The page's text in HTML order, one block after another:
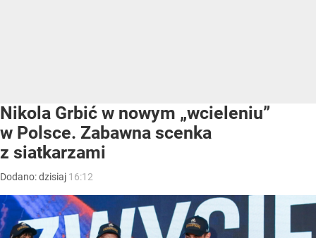
Nikola Grbić w nowym „wcieleniu”
w Polsce. Zabawna scenka
z siatkarzami
Dodano:dzisiaj 16:12